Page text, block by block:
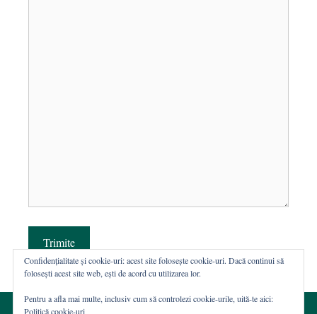
Trimite
Confidențialitate și cookie-uri: acest site folosește cookie-uri. Dacă continui să
folosești acest site web, ești de acord cu utilizarea lor.
Pentru a afla mai multe, inclusiv cum să controlezi cookie-urile, uită-te aici:
Politică cookie-uri